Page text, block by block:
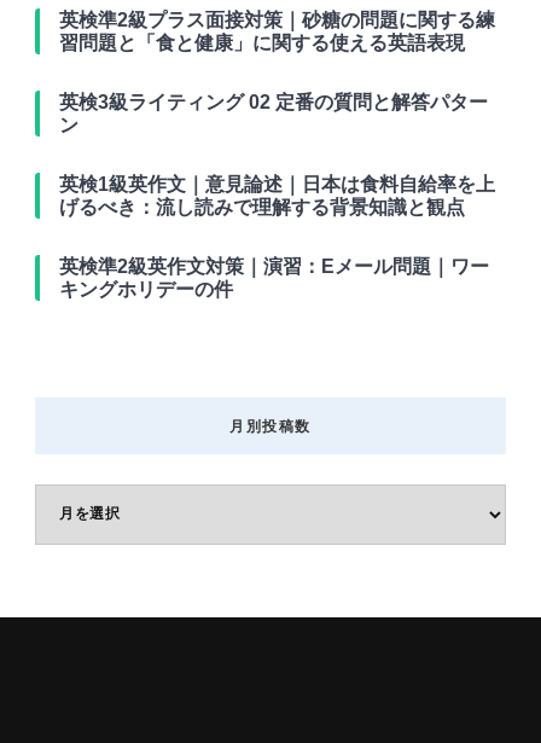
英検準2級プラス面接対策｜砂糖の問題に関する練
習問題と「食と健康」に関する使える英語表現
英検3級ライティング 02 定番の質問と解答パター
ン
英検1級英作文｜意見論述｜日本は食料自給率を上
げるべき：流し読みで理解する背景知識と観点
英検準2級英作文対策｜演習：Eメール問題｜ワー
キングホリデーの件
月別投稿数
数